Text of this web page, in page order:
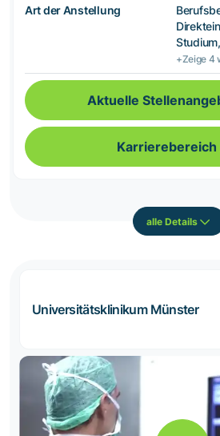
Art der Anstellung
+Zeige 4
Aktuelle
Karrierebereich
alle Details
Universitätsklinikum Münster